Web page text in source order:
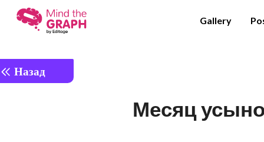
Gallery
Назад
Месяц